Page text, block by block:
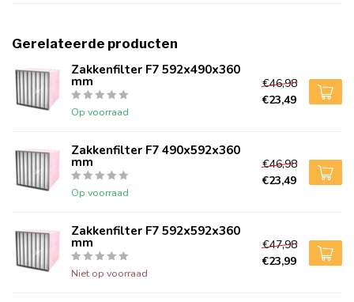
Gerelateerde producten
Zakkenfilter F7 592x490x360
mm
Op voorraad
€46,98
€23,49
Zakkenfilter F7 490x592x360
mm
Op voorraad
€46,98
€23,49
Zakkenfilter F7 592x592x360
mm
Niet op voorraad
€47,98
€23,99